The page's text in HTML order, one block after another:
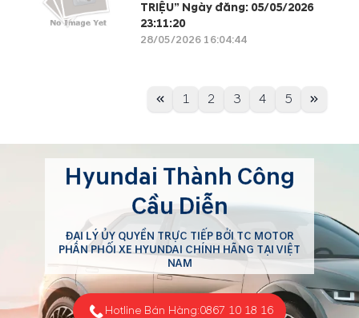
TRIỆU” Ngày đăng: 05/05/2026
23:11:20
28/05/2026 16:04:44
1 2 3 4 5
Hyundai Thành Công
Cầu Diễn
ĐẠI LÝ ỦY QUYỀN TRỰC TIẾP BỞI TC MOTOR
PHÂN PHỐI XE HYUNDAI CHÍNH HÃNG TẠI VIỆT
NAM
Hotline Bán Hàng:0867 10 18 16